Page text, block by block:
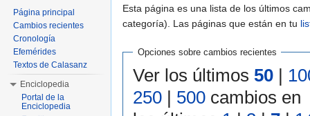
Esta página es una lista de los últimos
categoría). Las páginas que están en tu
Opciones sobre cambios recientes
Ver los últimos 50 |
250 | 500 cambios en
Página principal
Cambios recientes
Cronología
Efemérides
Textos de Calasanz
Enciclopedia
Portal de la
Enciclopedia